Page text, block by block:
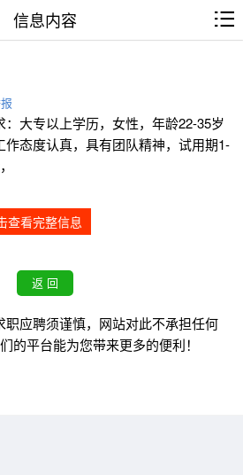
信息内容
大专以上学历，女性，年龄22-35岁
作态度认真，具有团队精神，试用期1-
查看完整信息
应聘须谨慎，网站对此不承担任何
的平台能为您带来更多的便利！